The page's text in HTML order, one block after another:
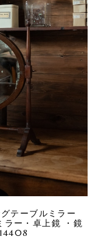
テーブルミラー
ラー・卓上鏡 ・鏡